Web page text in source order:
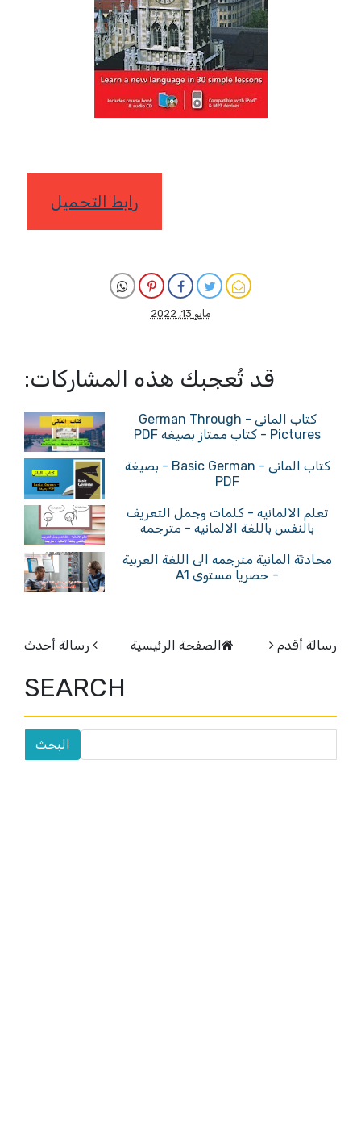
رابط التحميل
مايو 13, 2022
قد تُعجبك هذه المشاركات:
كتاب المانى - German Through
Pictures - كتاب ممتاز بصيغه PDF
كتاب المانى - Basic German - بصيغة
PDF
تعلم الالمانيه - كلمات وجمل التعريف
بالنفس باللغة الالمانيه - مترجمه
محادثة المانية مترجمه الى اللغة العربية
- حصريا مستوى A1
رسالة أحدث رسالة أقدم الصفحة الرئيسية
SEARCH